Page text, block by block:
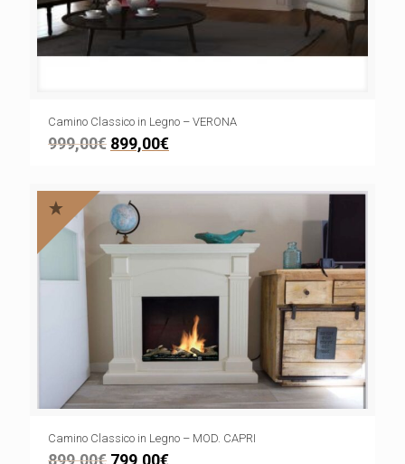
Camino Classico in Legno – VERONA
999,00€ 899,00€
Camino Classico in Legno – MOD. CAPRI
899,00€ 799,00€